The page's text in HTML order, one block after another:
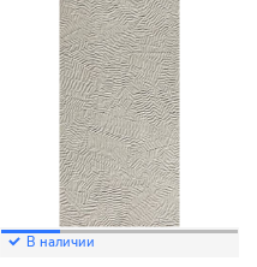
В наличии